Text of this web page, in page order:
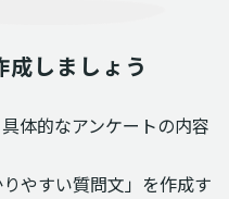
しましょう
体的なアンケートの内容
やすい質問文」を作成す